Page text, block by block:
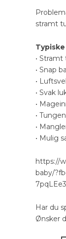
stramt
•
• Snap
•
• Svak
•
•
•
• Mulig
https://
baby/
Har du
Ønsker